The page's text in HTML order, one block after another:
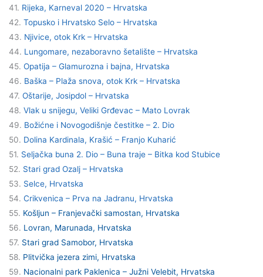
41. Rijeka, Karneval 2020 – Hrvatska
42. Topusko i Hrvatsko Selo – Hrvatska
43. Njivice, otok Krk – Hrvatska
44. Lungomare, nezaboravno šetalište – Hrvatska
45. Opatija – Glamurozna i bajna, Hrvatska
46. Baška – Plaža snova, otok Krk – Hrvatska
47. Oštarije, Josipdol – Hrvatska
48. Vlak u snijegu, Veliki Grđevac – Mato Lovrak
49. Božićne i Novogodišnje čestitke – 2. Dio
50. Dolina Kardinala, Krašić – Franjo Kuharić
51. Seljačka buna 2. Dio – Buna traje – Bitka kod Stubice
52. Stari grad Ozalj – Hrvatska
53. Selce, Hrvatska
54. Crikvenica – Prva na Jadranu, Hrvatska
55. Košljun – Franjevački samostan, Hrvatska
56. Lovran, Marunada, Hrvatska
57. Stari grad Samobor, Hrvatska
58. Plitvička jezera zimi, Hrvatska
59. Nacionalni park Paklenica – Južni Velebit, Hrvatska